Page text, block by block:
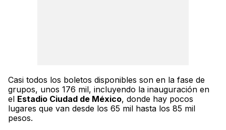
Casi todos los boletos disponibles son en la fase de
grupos, unos 176 mil, incluyendo la inauguración en
el Estadio Ciudad de México, donde hay pocos
lugares que van desde los 65 mil hasta los 85 mil
pesos.